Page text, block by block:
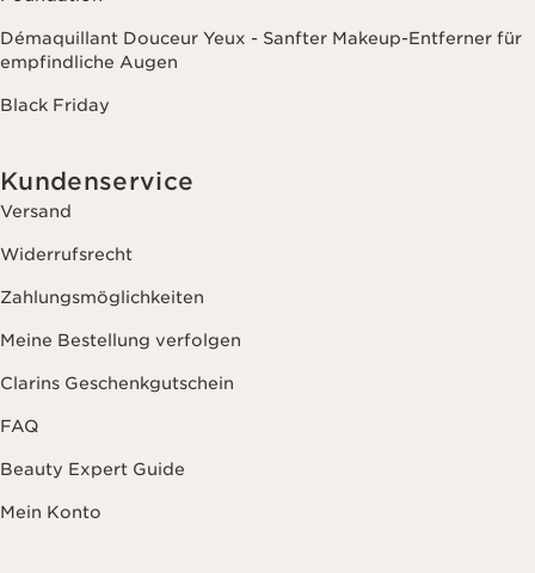
Démaquillant Douceur Yeux - Sanfter Makeup-Entferner für
empfindliche Augen
Black Friday
Kundenservice
Versand
Widerrufsrecht
Zahlungsmöglichkeiten
Meine Bestellung verfolgen
Clarins Geschenkgutschein
FAQ
Beauty Expert Guide
Mein Konto